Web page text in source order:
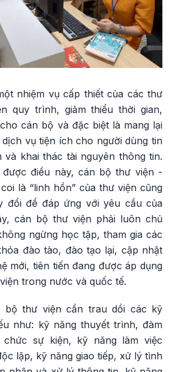
nhiệm vụ cấp thiết của các thư
quy trình, giảm thiểu thời gian,
cán bộ và đặc biệt là mang lại
vụ tiện ích cho người dùng tin
và khai thác tài nguyên thông tin.
được điều này, cán bộ thư viện -
là “linh hồn” của thư viện cũng
đổi để đáp ứng với yêu cầu của
cán bộ thư viện phải luôn chủ
ngừng học tập, tham gia các
đào tào, đào tạo lại, cập nhật
mới, tiên tiến đang được áp dụng
trong nước và quốc tế.
bộ thư viện cần trau dồi các kỹ
như: kỹ năng thuyết trình, đàm
sự kiện, kỹ năng làm việc
lập, kỹ năng giao tiếp, xử lý tình